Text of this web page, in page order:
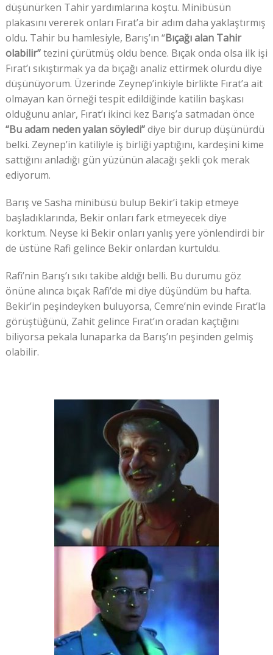
düşünürken Tahir yardımlarına koştu. Minibüsün
plakasını vererek onları Fırat’a bir adım daha yaklaştırmış
oldu. Tahir bu hamlesiyle, Barış’ın “Bıçağı alan Tahir
olabilir”tezini çürütmüş oldu bence. Bıçak onda olsa ilk işi
Fırat’ı sıkıştırmak ya da bıçağı analiz ettirmek olurdu diye
düşünüyorum. Üzerinde Zeynep’inkiyle birlikte Fırat’a ait
olmayan kan örneği tespit edildiğinde katilin başkası
olduğunu anlar, Fırat’ı ikinci kez Barış’a satmadan önce
“Bu adam neden yalan söyledi”diye bir durup düşünürdü
belki. Zeynep’in katiliyle iş birliği yaptığını, kardeşini kime
sattığını anladığı gün yüzünün alacağı şekli çok merak
ediyorum.
Barış ve Sasha minibüsü bulup Bekir’i takip etmeye
başladıklarında, Bekir onları fark etmeyecek diye
korktum. Neyse ki Bekir onları yanlış yere yönlendirdi bir
de üstüne Rafi gelince Bekir onlardan kurtuldu.
Rafi’nin Barış’ı sıkı takibe aldığı belli. Bu durumu göz
önüne alınca bıçak Rafi’de mi diye düşündüm bu hafta.
Bekir’in peşindeyken buluyorsa, Cemre’nin evinde Fırat’la
görüştüğünü, Zahit gelince Fırat’ın oradan kaçtığını
biliyorsa pekala lunaparka da Barış’ın peşinden gelmiş
olabilir.